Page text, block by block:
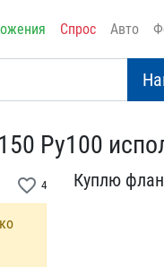
Спрос Авто
Ру100​
favorite_border 4 Куплю